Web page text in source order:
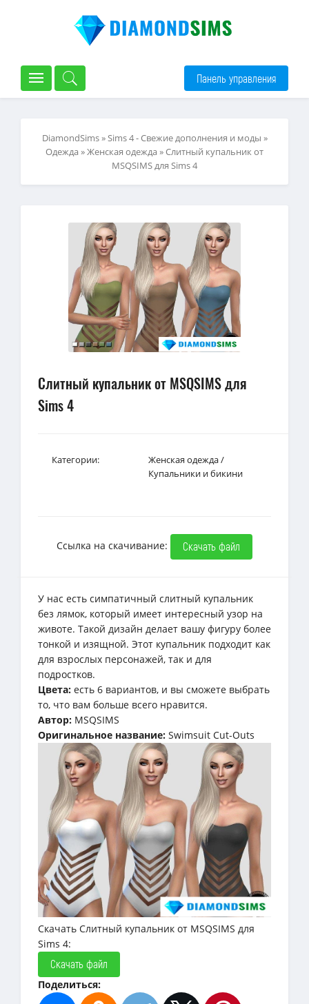
Панель управления
DiamondSims»Sims 4 - Свежие дополнения и моды »
Одежда»Женская одежда» Слитный купальник от
MSQSIMS для Sims 4
Слитный купальник от MSQSIMS для
Sims 4
Категории: Женская одежда/
Купальники и бикини
Ссылка на скачивание: Скачать файл
У нас есть симпатичный слитный купальник
без лямок, который имеет интересный узор на
животе. Такой дизайн делает вашу фигуру более
тонкой и изящной. Этот купальник подходит как
для взрослых персонажей, так и для
подростков.
Цвета: есть 6 вариантов, и вы сможете выбрать
то, что вам больше всего нравится.
Автор: MSQSIMS
Оригинальное название: Swimsuit Cut-Outs
Скачать Слитный купальник от MSQSIMS для
Sims 4:
Скачать файл
Поделиться: